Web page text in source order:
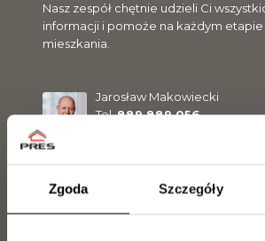
Zgoda Szczegóły
Nasz zespół chętnie udzieli Ci
informacji i pomoże na każdym
mieszkania.
Jarosław Makowiecki
Tel.889 889 056
Marcel Olszewski
Tel.500 300 056